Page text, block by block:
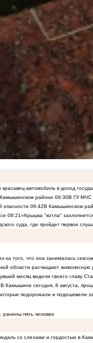
автомобиль в доход
районе 09:30В ГУ МЧС
опасности 08:42В Камышинском
08:21«Крышка "котла"
суда, где пройдет первое
того, что она занималась
области расчищают
месяц видели своего главу
В Камышине сегодня, 8 августа,
которые подорожали и подешевели
пять человек
со слезами и гордостью в